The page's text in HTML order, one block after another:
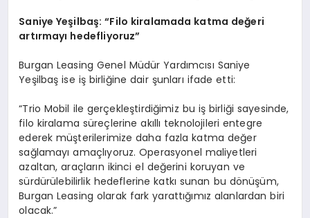
Saniye Yeşilbaş:“Filo kiralamada katma değeri
artırmayı hedefliyoruz”
Burgan Leasing Genel Müdür Yardımcısı Saniye
Yeşilbaş ise iş birliğine dair şunları ifade etti:
“Trio Mobil ile gerçekleştirdiğimiz bu iş birliği sayesinde,
filo kiralama süreçlerine akıllı teknolojileri entegre
ederek müşterilerimize daha fazla katma değer
sağlamayı amaçlıyoruz. Operasyonel maliyetleri
azaltan, araçların ikinci el değerini koruyan ve
sürdürülebilirlik hedeflerine katkı sunan bu dönüşüm,
Burgan Leasing olarak fark yarattığımız alanlardan biri
olacak.”